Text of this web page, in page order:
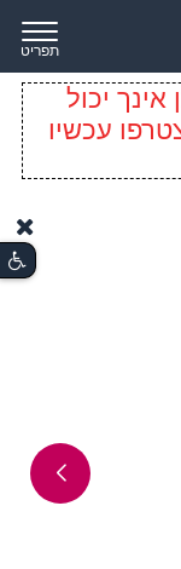
תפריט
יכול
עכשיו